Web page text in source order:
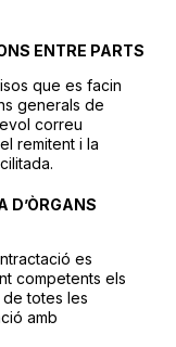
ENTRE PARTS
que es facin
generals de
correu
remitent i la
D’ÒRGANS
es
competents els
totes les
amb